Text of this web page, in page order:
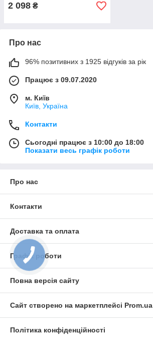
2 098 ₴
Про нас
96% позитивних з 1925 відгуків за рік
Працює з 09.07.2020
м. Київ
Київ, Україна
Контакти
Сьогодні працює з 10:00 до 18:00
Показати весь графік роботи
Про нас
Контакти
Доставка та оплата
Графік роботи
Повна версія сайту
Сайт створено на маркетплейсі Prom.ua
Політика конфіденційності